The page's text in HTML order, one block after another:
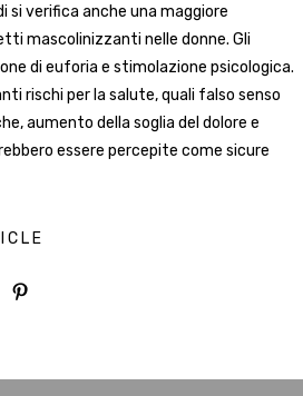
si verifica anche una maggiore
mascolinizzanti nelle donne. Gli
di euforia e stimolazione psicologica.
rischi per la salute, quali falso senso
aumento della soglia del dolore e
essere percepite come sicure
